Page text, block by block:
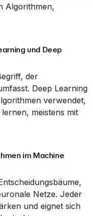
Algorithmen,
und Deep
der
Deep Learning
verwendet,
meistens mit
im Machine
Netze. Jeder
und eignet sich